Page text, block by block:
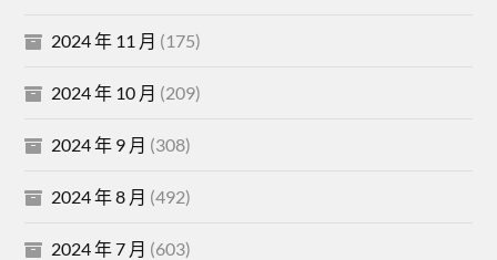
2024 年 11 月 (175)
2024 年 10 月 (209)
2024 年 9 月 (308)
2024 年 8 月 (492)
2024 年 7 月 (603)